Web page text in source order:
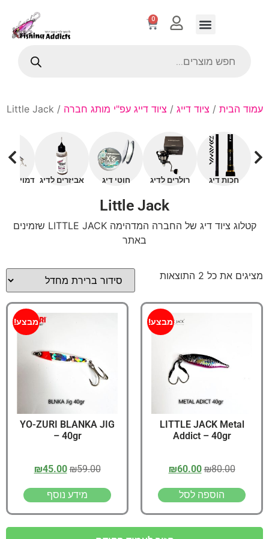
0
עמוד הבית / ציוד דייג / ציוד דייג עפ"י מותג חברה / Little Jack
חכות דיג רולרים לדיג חוטי דיג אביזרים לדיג דמויים
Little Jack
קטלוג ציוד דיג של החברה המדהימה LITTLE JACK שזמינים
באתר
מציגים את כל ⁦2⁩ התוצאות
מבצע!
LITTLE JACK Metal
Addict – 40gr
₪80.00
₪60.00
הוספה לסל
מבצע!
YO-ZURI BLANKA JIG
– 40gr
₪59.00
₪45.00
מידע נוסף